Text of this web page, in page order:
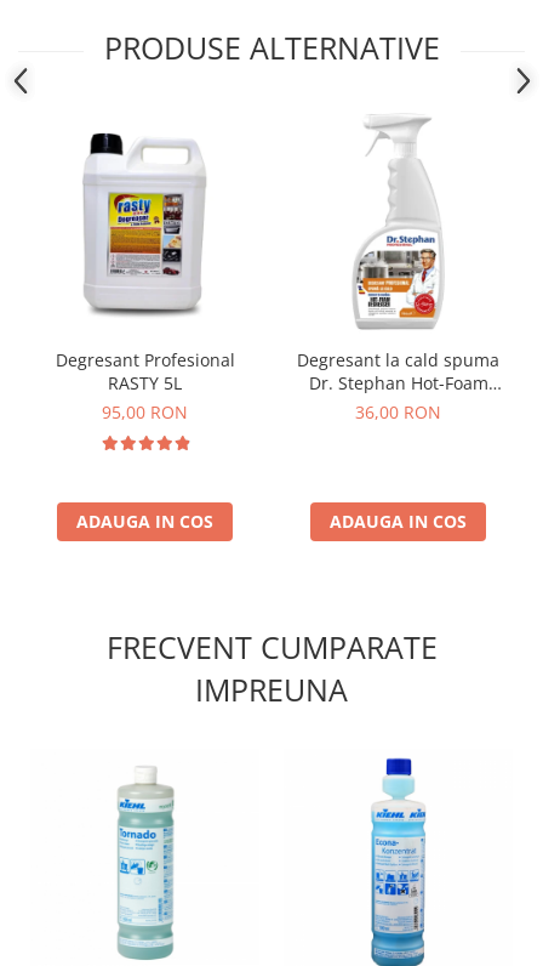
PRODUSE ALTERNATIVE
Degresant Profesional
RASTY 5L
95,00 RON
ADAUGA IN COS
Degresant la cald spuma
Dr. Stephan Hot-Foam
Degreaser 750ml
36,00 RON
ADAUGA IN COS
FRECVENT CUMPARATE
IMPREUNA